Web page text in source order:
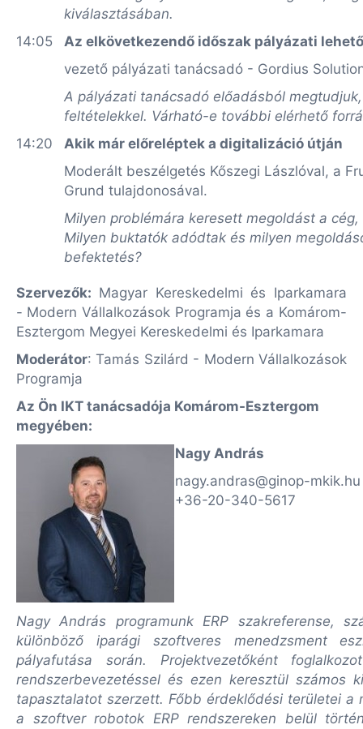
kiválasztásában.
14:05
Az elkövetkezendő időszak pályázati
vezető pályázati tanácsadó - Gordius
A pályázati tanácsadó előadásból
feltételekkel. Várható-e további elérhető
14:20
Akik már előreléptek a digitalizáció útján
Moderált beszélgetés Kőszegi Lászlóval, a
Grund tulajdonosával.
Milyen problémára keresett megoldást a
Milyen buktatók adódtak és milyen
befektetés?
Szervezők: Magyar Kereskedelmi és Iparkamara
- Modern Vállalkozások Programja és a Komárom-
Esztergom Megyei Kereskedelmi és Iparkamara
Moderátor: Tamás Szilárd - Modern Vállalkozások
Programja
Az Ön IKT tanácsadója Komárom-Esztergom
megyében:
Nagy András
nagy.andras@ginop-mkik.hu
+36-20-340-5617
Nagy András programunk ERP szakreferense,
különböző iparági szoftveres menedzsment
pályafutása során. Projektvezetőként
rendszerbevezetéssel és ezen keresztül számos
tapasztalatot szerzett. Főbb érdeklődési területei a
a szoftver robotok ERP rendszereken belül